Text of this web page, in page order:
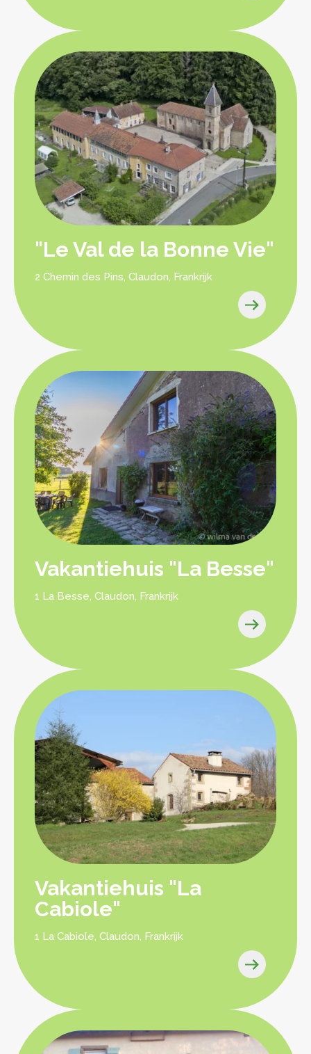
"Le Val de la Bonne Vie"
2 Chemin des Pins, Claudon, Frankrijk
Vakantiehuis "La Besse"
1 La Besse, Claudon, Frankrijk
Vakantiehuis "La
Cabiole"
1 La Cabiole, Claudon, Frankrijk